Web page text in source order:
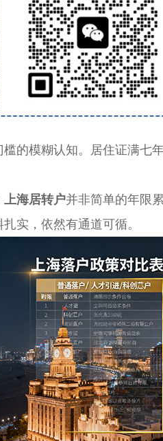
模糊认知。居住证满七
上海居转户并非简单的年限
实，依然有通道可循。